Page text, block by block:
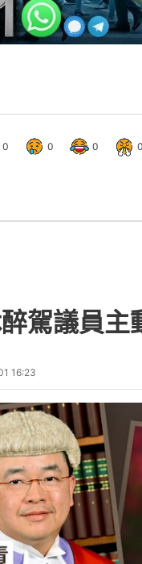
0 0 0 0
駕議員
16:23